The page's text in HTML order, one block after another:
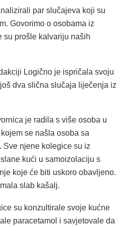
par slučajeva koji su
Govorimo o osobama iz
su prošle kalvariju naših
Logično je ispričala svoju
dva slična slučaja liječenja iz
je radila s više osoba u
se našla osoba sa
Sve njene kolegice su iz
kući u samoizolaciju s
koje će biti uskoro obavljeno.
slab kašalj.
su konzultirale svoje kućne
paracetamol i savjetovale da